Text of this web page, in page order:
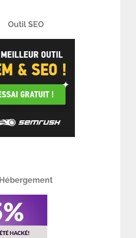
Outil SEO
Hébergement